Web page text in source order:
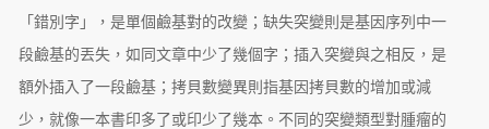
「錯別字」，是單個鹼基對的改變；缺失突變則是基因序列中一
段鹼基的丟失，如同文章中少了幾個字；插入突變與之相反，是
額外插入了一段鹼基；拷貝數變異則指基因拷貝數的增加或減
少，就像一本書印多了或印少了幾本。不同的突變類型對腫瘤的